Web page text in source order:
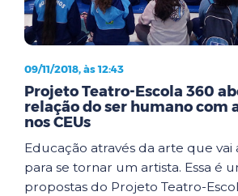
09/11/2018, às 12:43
Projeto Teatro-Escola 360
relação do ser humano com
nos CEUs
Educação através da arte que
para se tornar um artista. Essa é
propostas do Projeto Teatro-